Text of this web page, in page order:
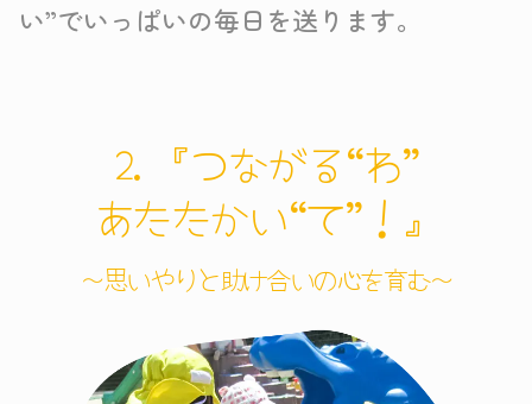
い”でいっぱいの毎日を送ります。
2.『つながる“わ”
あたたかい“て”！』
～思いやりと助け合いの心を育む～